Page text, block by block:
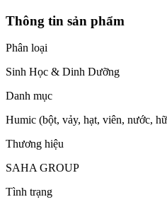
Thông tin sản phẩm
Phân loại
Sinh Học & Dinh Dưỡng
Danh mục
Humic (bột, vảy, hạt, viên, nước,
Thương hiệu
SAHA GROUP
Tình trạng